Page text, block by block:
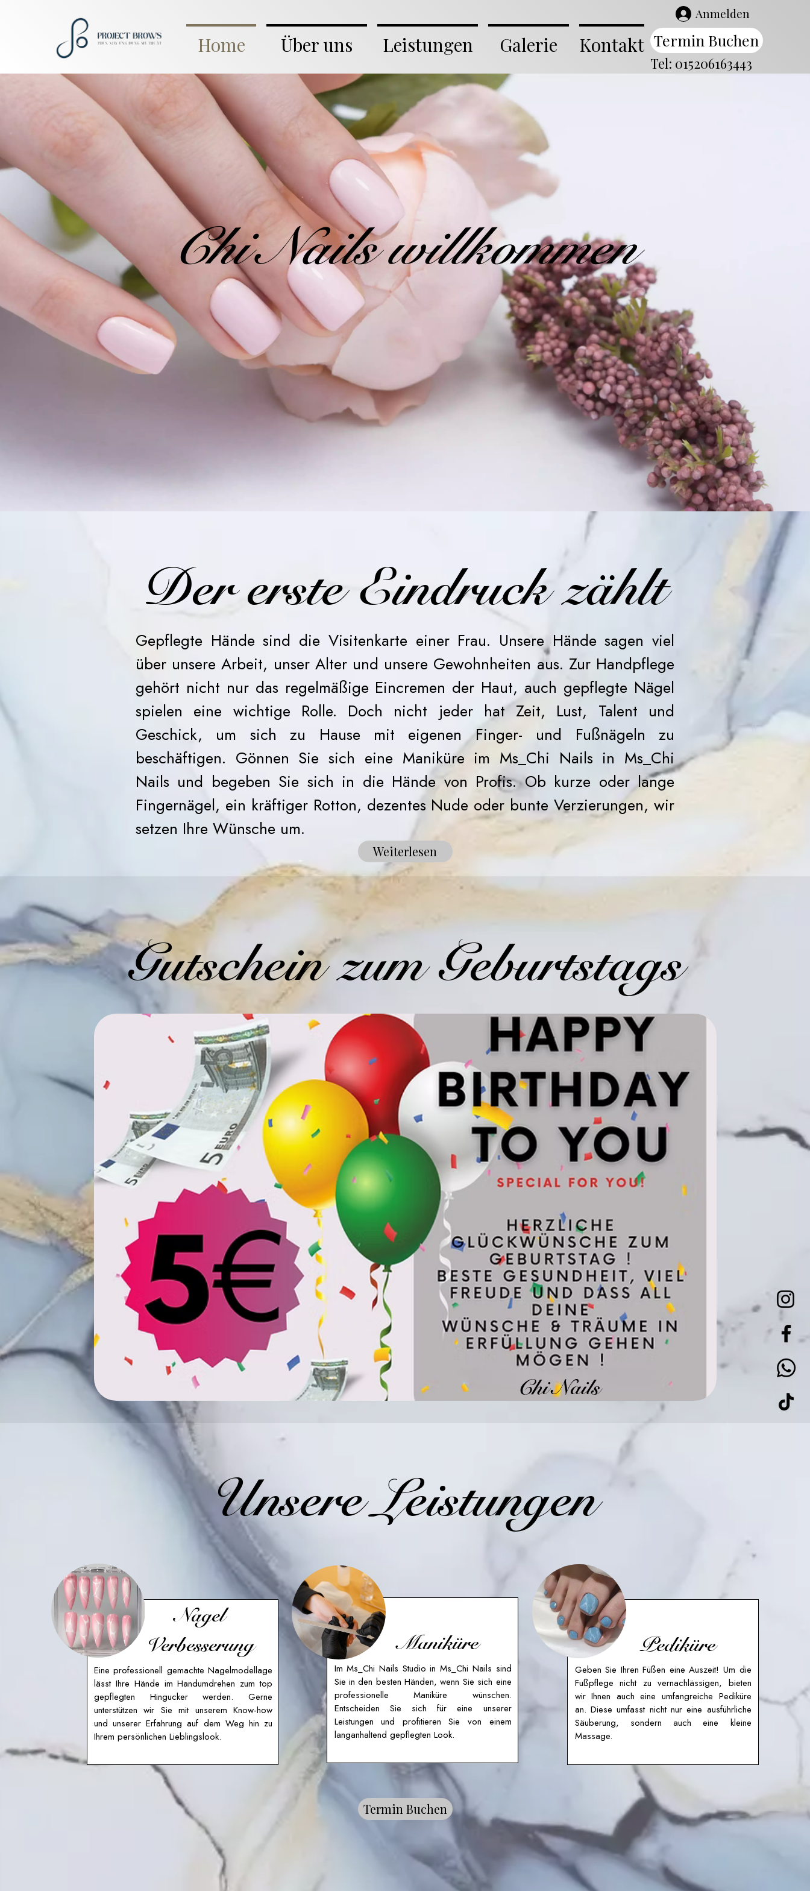
Home Über uns Leistungen Galerie Kontakt
Anmelden
Termin Buchen
Tel: 015206163443
Chi Nails willkommen
Der erste Eindruck zählt
Gepflegte Hände sind die Visitenkarte einer Frau. Unsere Hände sagen viel
über unsere Arbeit, unser Alter und unsere Gewohnheiten aus. Zur Handpflege
gehört nicht nur das regelmäßige Eincremen der Haut, auch gepflegte Nägel
spielen eine wichtige Rolle. Doch nicht jeder hat Zeit, Lust, Talent und
Geschick, um sich zu Hause mit eigenen Finger- und Fußnägeln zu
beschäftigen. Gönnen Sie sich eine Maniküre im Ms_Chi Nails in Ms_Chi
Nails und begeben Sie sich in die Hände von Profis. Ob kurze oder lange
Fingernägel, ein kräftiger Rotton, dezentes Nude oder bunte Verzierungen, wir
setzen Ihre Wünsche um.
Weiterlesen
Gutschein zum Geburtstags
Chi Nails
Unsere Leistungen
Nagel
Verbesserung
Eine professionell gemachte Nagelmodellage
lässt Ihre Hände im Handumdrehen zum top
gepflegten Hingucker werden. Gerne
unterstützen wir Sie mit unserem Know-how
und unserer Erfahrung auf dem Weg hin zu
Ihrem persönlichen Lieblingslook.
Maniküre
Im Ms_Chi Nails Studio in Ms_Chi Nails sind
Sie in den besten Händen, wenn Sie sich eine
professionelle Maniküre wünschen.
Entscheiden Sie sich für eine unserer
Leistungen und profitieren Sie von einem
langanhaltend gepflegten Look.
Pediküre
Geben Sie Ihren Füßen eine Auszeit! Um die
Fußpflege nicht zu vernachlässigen, bieten
wir Ihnen auch eine umfangreiche Pediküre
an. Diese umfasst nicht nur eine ausführliche
Säuberung, sondern auch eine kleine
Massage.
Termin Buchen